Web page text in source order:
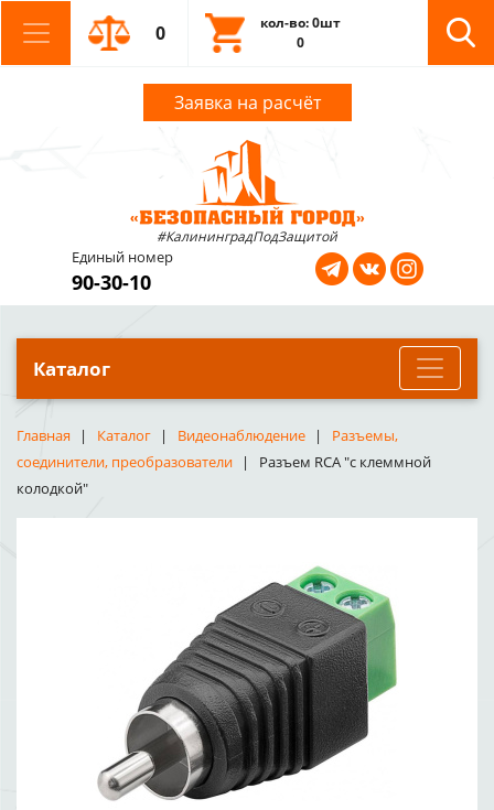
0
кол-во: 0шт
0
Заявка на расчёт
#КалининградПодЗащитой
Единый номер
90-30-10
Каталог
Главная Каталог Видеонаблюдение
Разъемы,
соединители, преобразователи
Разъем RCA "с клеммной
колодкой"